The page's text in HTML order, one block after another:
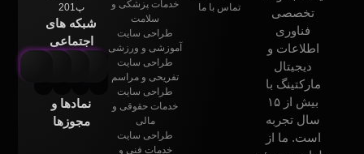
تخصصی
فناوری
اطلاعات و
دیجیتال
مارکتینگ با
بیش از ۱۵
سال تجربه
است. ما از
تماس با ما
خدمات پزشکی و
سلامت
طراحی سایت
آموزشی و ورزشی
طراحی سایت
تفریحی و مراسم
طراحی سایت
خدمات حقوقی و
مالی
طراحی سایت
خدمات فنی و
پ201
شبکه های
اجتماعی
نمادها و
مجوزها